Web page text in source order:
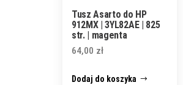
Tusz Asarto do HP
912MX | 3YL82AE | 825
str. | magenta
64,00 zł
Dodaj do koszyka